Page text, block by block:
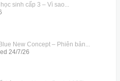
sinh cấp 3 – Vì sao...
New Concept – Phiên bản...
24/7/26